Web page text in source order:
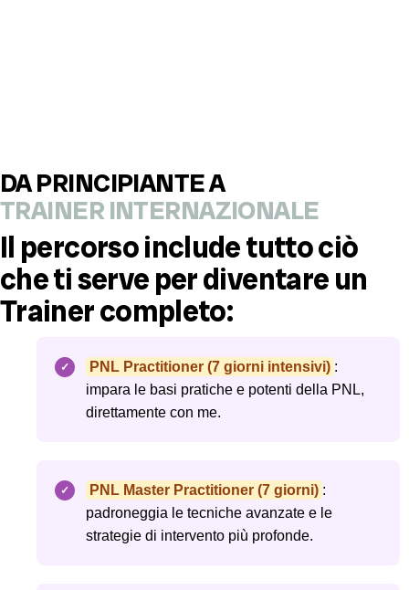
DA PRINCIPIANTE A
TRAINER INTERNAZIONALE
Il percorso include tutto ciò
che ti serve per diventare un
Trainer completo:
PNL Practitioner (7 giorni intensivi) :
impara le basi pratiche e potenti della PNL,
direttamente con me.
PNL Master Practitioner (7 giorni) :
padroneggia le tecniche avanzate e le
strategie di intervento più profonde.